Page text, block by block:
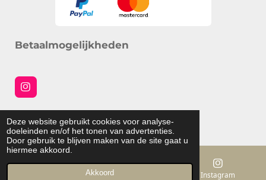
Deze website gebruikt cookies voor analyse-
doeleinden en/of het tonen van advertenties.
Door gebruik te blijven maken van de site gaat u
hiermee akkoord.
Akkoord
Betaalmogelijkheden
I
n
s
t
a
g
r
m
Social media
© 2025 ohlittle.nl
Instagram